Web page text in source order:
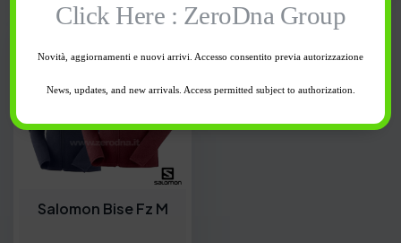
Salomon Bise Fz M
Click Here : ZeroDna Group
Novità, aggiornamenti e nuovi arrivi. Accesso consentito previa autorizzazione
News, updates, and new arrivals. Access permitted subject to authorization.